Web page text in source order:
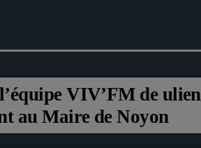
VIV’FM de ulien
au Maire de Noyon